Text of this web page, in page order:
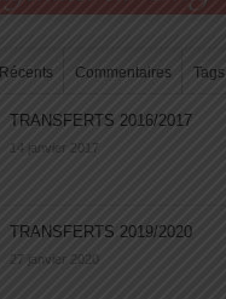
Récents Commentaires Tags
TRANSFERTS 2016/2017
14 janvier 2017
TRANSFERTS 2019/2020
27 janvier 2020